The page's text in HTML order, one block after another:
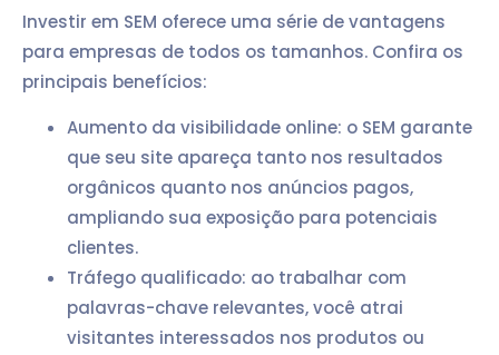
Investir em SEM oferece uma série de vantagens
para empresas de todos os tamanhos. Confira os
principais benefícios:
Aumento da visibilidade online: o SEM garante
que seu site apareça tanto nos resultados
orgânicos quanto nos anúncios pagos,
ampliando sua exposição para potenciais
clientes.
Tráfego qualificado: ao trabalhar com
palavras-chave relevantes, você atrai
visitantes interessados nos produtos ou